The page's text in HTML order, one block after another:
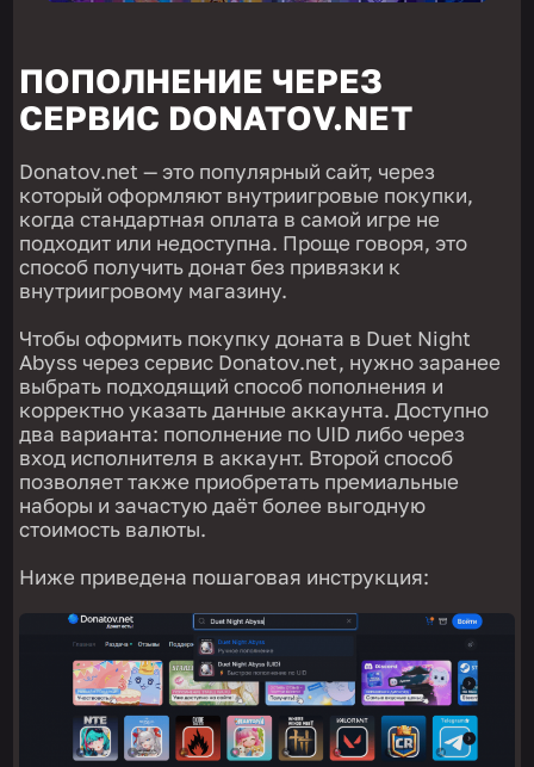
ПОПОЛНЕНИЕ ЧЕРЕЗ
СЕРВИС DONATOV.NET
Donatov.net — это популярный сайт, через
который оформляют внутриигровые покупки,
когда стандартная оплата в самой игре не
подходит или недоступна. Проще говоря, это
способ получить донат без привязки к
внутриигровому магазину.
Чтобы оформить покупку доната в Duet Night
Abyss через сервис Donatov.net, нужно заранее
выбрать подходящий способ пополнения и
корректно указать данные аккаунта. Доступно
два варианта: пополнение по UID либо через
вход исполнителя в аккаунт. Второй способ
позволяет также приобретать премиальные
наборы и зачастую даёт более выгодную
стоимость валюты.
Ниже приведена пошаговая инструкция: